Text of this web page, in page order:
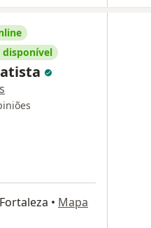
disponível
• Mapa